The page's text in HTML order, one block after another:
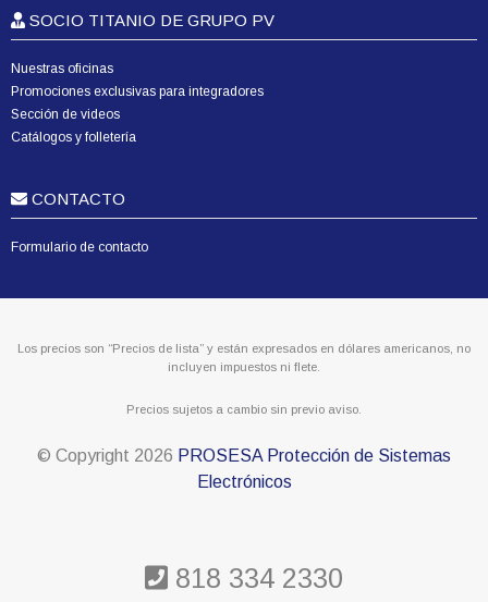
SOCIO TITANIO DE GRUPO PV
Nuestras oficinas
Promociones exclusivas para integradores
Sección de videos
Catálogos y folletería
CONTACTO
Formulario de contacto
Los precios son “Precios de lista” y están expresados en dólares americanos, no
incluyen impuestos ni flete.
Precios sujetos a cambio sin previo aviso.
© Copyright 2026 PROSESA Protección de Sistemas
Electrónicos
818 334 2330